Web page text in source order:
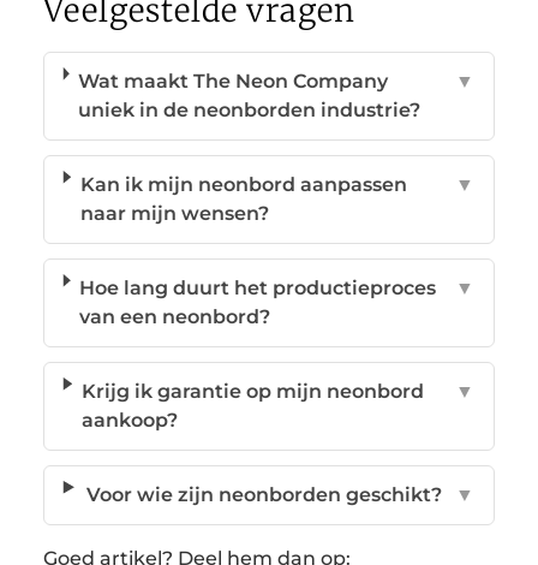
Veelgestelde vragen
Wat maakt The Neon Company
uniek in de neonborden industrie?
▼
Kan ik mijn neonbord aanpassen
naar mijn wensen?
▼
Hoe lang duurt het productieproces
van een neonbord?
▼
Krijg ik garantie op mijn neonbord
aankoop?
▼
Voor wie zijn neonborden geschikt? ▼
Goed artikel? Deel hem dan op: